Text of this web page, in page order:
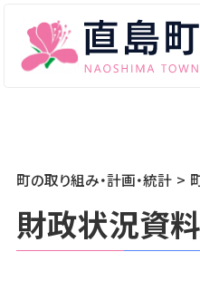
町の取り組み・計画・統計
財政状況資